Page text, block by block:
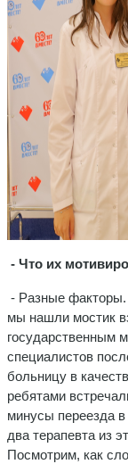
- Что их
- Разные факторы.
мы нашли мостик
государственным
специалистов
больницу в
ребятами
минусы переезда
два терапевта из
Посмотрим, как